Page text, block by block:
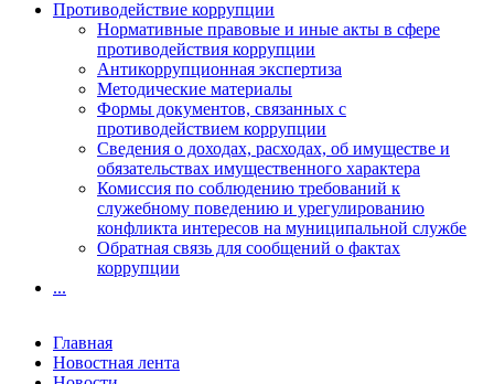
Противодействие коррупции
Нормативные правовые и иные акты в сфере
противодействия коррупции
Антикоррупционная экспертиза
Методические материалы
Формы документов, связанных с
противодействием коррупции
Сведения о доходах, расходах, об имуществе и
обязательствах имущественного характера
Комиссия по соблюдению требований к
служебному поведению и урегулированию
конфликта интересов на муниципальной службе
Обратная связь для сообщений о фактах
коррупции
...
Главная
Новостная лента